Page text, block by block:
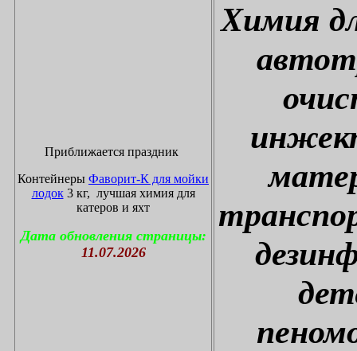
Приближается праздник
Контейнеры Фаворит-К для мойки
лодок3 кг, лучшая химия для
катеров и яхт
Дата обновления страницы:
11.07.2026
Химия